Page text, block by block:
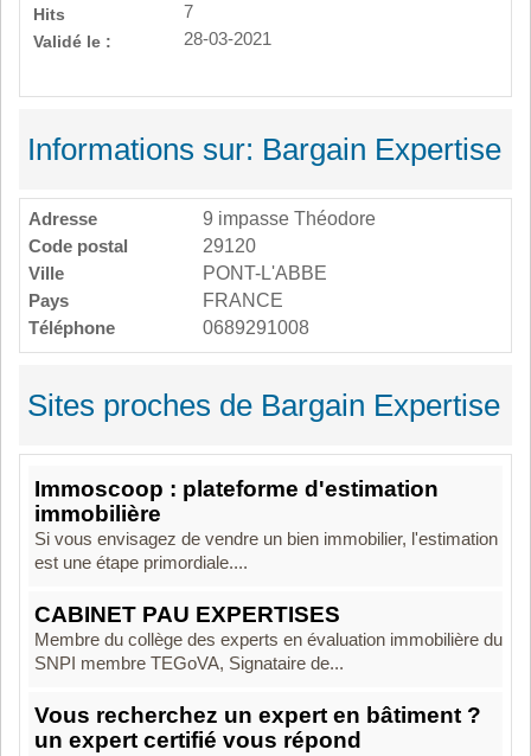
Hits
7
Validé le :
28-03-2021
Informations sur: Bargain Expertise
Adresse
9 impasse Théodore
Code postal
29120
Ville
PONT-L'ABBE
Pays
FRANCE
Téléphone
0689291008
Sites proches de Bargain Expertise
Immoscoop : plateforme d'estimation
immobilière
Si vous envisagez de vendre un bien immobilier, l'estimation
est une étape primordiale....
CABINET PAU EXPERTISES
Membre du collège des experts en évaluation immobilière du
SNPI membre TEGoVA, Signataire de...
Vous recherchez un expert en bâtiment ?
un expert certifié vous répond